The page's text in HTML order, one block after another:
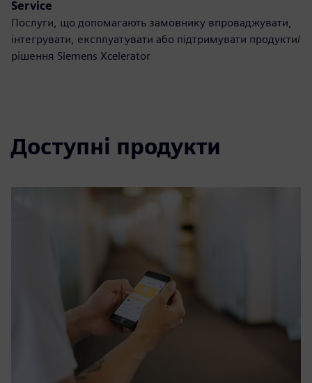
Service
Послуги, що допомагають замовнику впроваджувати,
інтегрувати, експлуатувати або підтримувати продукти/
рішення Siemens Xcelerator
Доступні продукти